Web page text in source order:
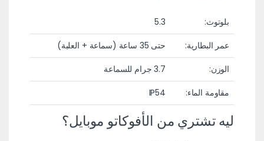
بلوتوث:
5.3
عمر البطارية:
حتى 35 ساعة (سماعة + العلبة)
الوزن:
3.7 جرام للسماعة
مقاومة الماء:
IP54
ليه تشتري من الأفوكاتو موبايل؟